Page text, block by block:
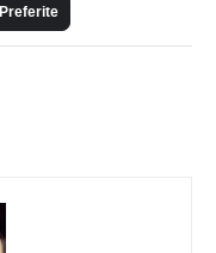
Preferite